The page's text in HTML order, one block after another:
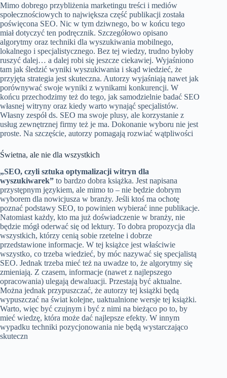
Mimo dobrego przybliżenia marketingu treści i mediów
społecznościowych to największa część publikacji została
poświęcona SEO. Nic w tym dziwnego, bo w końcu tego
miał dotyczyć ten podręcznik. Szczegółowo opisano
algorytmy oraz techniki dla wyszukiwania mobilnego,
lokalnego i specjalistycznego. Bez tej wiedzy, trudno byłoby
ruszyć dalej… a dalej robi się jeszcze ciekawiej. Wyjaśniono
tam jak śledzić wyniki wyszukiwania i skąd wiedzieć, że
przyjęta strategia jest skuteczna. Autorzy wyjaśniają nawet jak
porównywać swoje wyniki z wynikami konkurencji. W
końcu przechodzimy też do tego, jak samodzielnie badać SEO
własnej witryny oraz kiedy warto wynająć specjalistów.
Własny zespół ds. SEO ma swoje plusy, ale korzystanie z
usług zewnętrznej firmy też je ma. Dokonanie wyboru nie jest
proste. Na szczęście, autorzy pomagają rozwiać wątpliwości
Świetna, ale nie dla wszystkich
„SEO, czyli sztuka optymalizacji witryn dla
wyszukiwarek” to bardzo dobra książka. Jest napisana
przystępnym językiem, ale mimo to – nie będzie dobrym
wyborem dla nowicjusza w branży. Jeśli ktoś ma ochotę
poznać podstawy SEO, to powinien wybierać inne publikacje.
Natomiast każdy, kto ma już doświadczenie w branży, nie
będzie mógł oderwać się od lektury. To dobra propozycja dla
wszystkich, którzy cenią sobie rzetelne i dobrze
przedstawione informacje. W tej książce jest właściwie
wszystko, co trzeba wiedzieć, by móc nazywać się specjalistą
SEO. Jednak trzeba mieć też na uwadze to, że algorytmy się
zmieniają. Z czasem, informacje (nawet z najlepszego
opracowania) ulegają dewaluacji. Przestają być aktualne.
Można jednak przypuszczać, że autorzy tej książki będą
wypuszczać na świat kolejne, uaktualnione wersje tej książki.
Warto, więc być czujnym i być z nimi na bieżąco po to, by
mieć wiedzę, która może dać najlepsze efekty. W innym
wypadku techniki pozycjonowania nie będą wystarczająco
skuteczn